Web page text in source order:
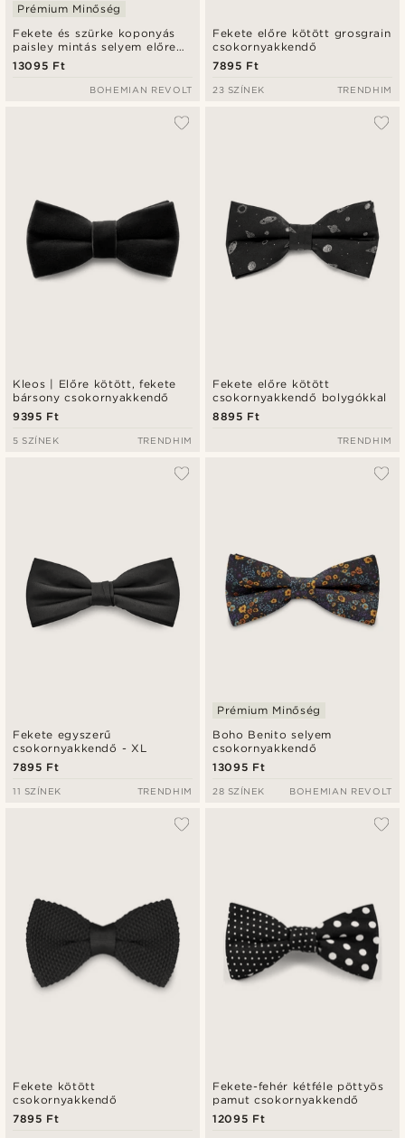
Fekete és szürke koponyás
paisley mintás selyem előre
kötött csokornyakkendő
Prémium Minőség
13095 Ft
BOHEMIAN REVOLT
Fekete előre kötött grosgrain
csokornyakkendő
7895 Ft
23 SZÍNEK TRENDHIM
Kleos | Előre kötött, fekete
bársony csokornyakkendő
9395 Ft
5 SZÍNEK TRENDHIM
Fekete előre kötött
csokornyakkendő bolygókkal
8895 Ft
TRENDHIM
Fekete egyszerű
csokornyakkendő - XL
7895 Ft
11 SZÍNEK TRENDHIM
Boho Benito selyem
csokornyakkendő
Prémium Minőség
13095 Ft
28 SZÍNEK BOHEMIAN REVOLT
Fekete kötött
csokornyakkendő
7895 Ft
Fekete-fehér kétféle pöttyös
pamut csokornyakkendő
12095 Ft